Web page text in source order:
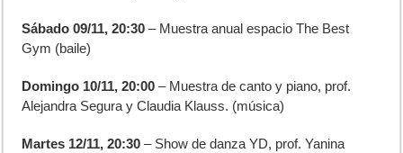
Sábado 09/11, 20:30 – Muestra anual espacio The Best
Gym (baile)
Domingo 10/11, 20:00 – Muestra de canto y piano, prof.
Alejandra Segura y Claudia Klauss. (música)
Martes 12/11, 20:30 – Show de danza YD, prof. Yanina